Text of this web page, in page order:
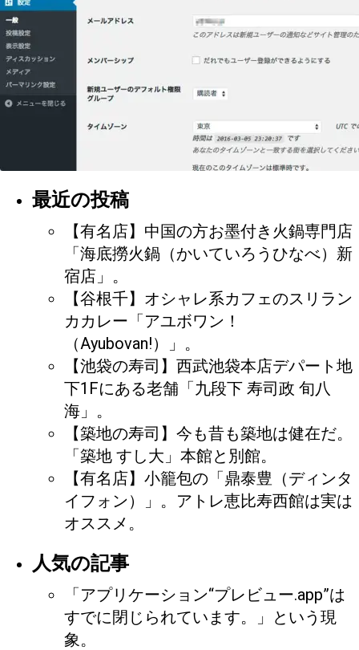
最近の投稿
【有名店】中国の方お墨付き火鍋専門店
「海底撈火鍋（かいていろうひなべ）新
宿店」。
【谷根千】オシャレ系カフェのスリラン
カカレー「アユボワン！
（Ayubovan!）」。
【池袋の寿司】西武池袋本店デパート地
下1Fにある老舗「九段下 寿司政 旬八
海」。
【築地の寿司】今も昔も築地は健在だ。
「築地 すし大」本館と別館。
【有名店】小籠包の「鼎泰豊（ディンタ
イフォン）」。アトレ恵比寿西館は実は
オススメ。
人気の記事
「アプリケーション“プレビュー.app”は
すでに閉じられています。」という現
象。